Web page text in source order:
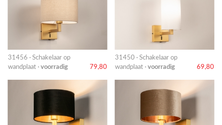
31456 · Schakelaar op
wandplaat · voorradig 79,80
31450 · Schakelaar op
wandplaat · voorradig 69,80